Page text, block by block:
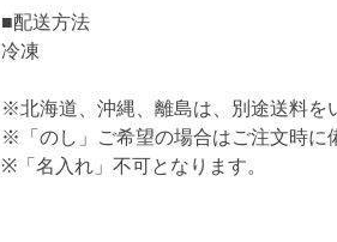
■配送方法
冷凍
※北海道、沖縄、離島は、別途送料を
※「のし」ご希望の場合はご注文時に
※「名入れ」不可となります。